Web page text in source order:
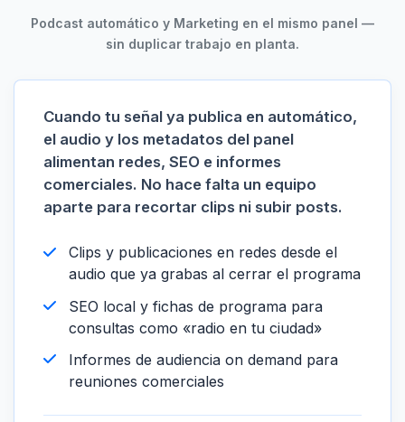
Podcast automático y Marketing en el mismo panel —
sin duplicar trabajo en planta.
Cuando tu señal ya publica en automático,
el audio y los metadatos del panel
alimentan redes, SEO e informes
comerciales. No hace falta un equipo
aparte para recortar clips ni subir posts.
Clips y publicaciones en redes desde el
audio que ya grabas al cerrar el programa
SEO local y fichas de programa para
consultas como «radio en tu ciudad»
Informes de audiencia on demand para
reuniones comerciales